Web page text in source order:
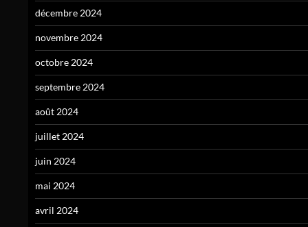
décembre 2024
novembre 2024
octobre 2024
septembre 2024
août 2024
juillet 2024
juin 2024
mai 2024
avril 2024